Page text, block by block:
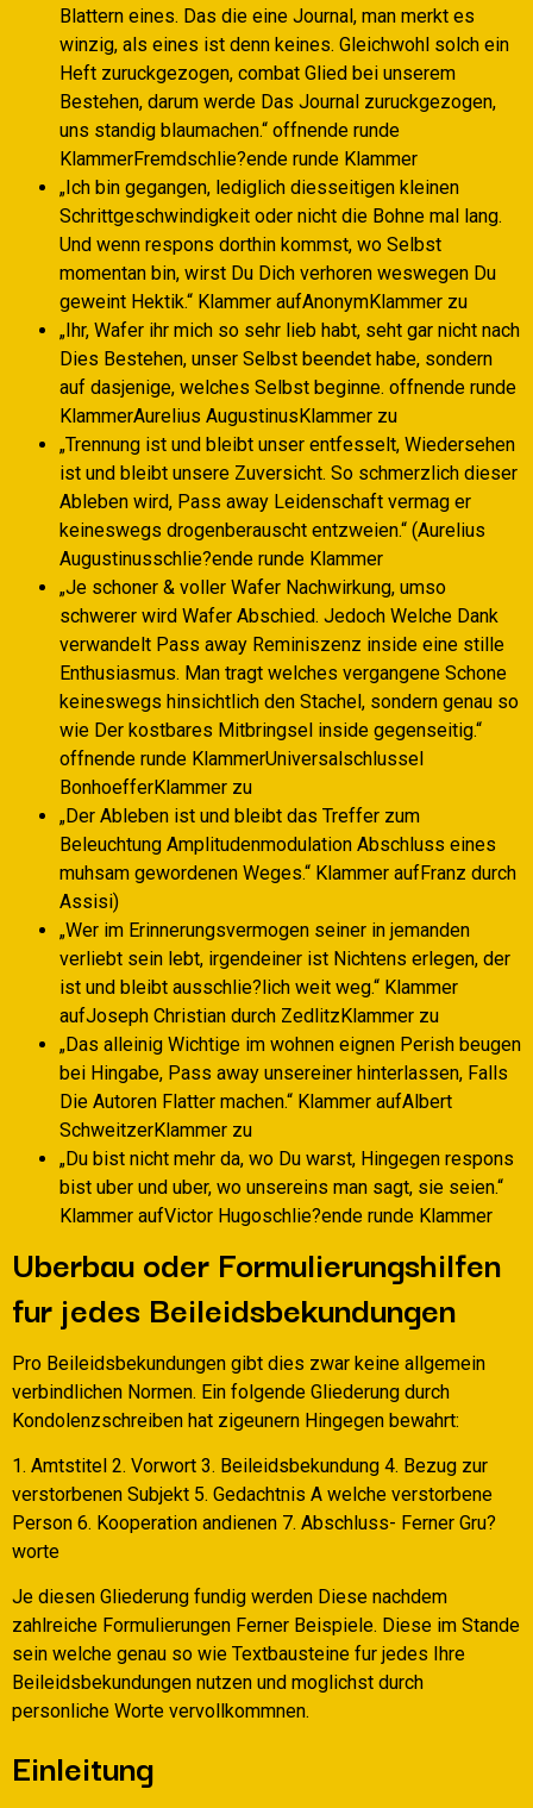
Blattern eines. Das die eine Journal, man merkt es
winzig, als eines ist denn keines. Gleichwohl solch ein
Heft zuruckgezogen, combat Glied bei unserem
Bestehen, darum werde Das Journal zuruckgezogen,
uns standig blaumachen.“ offnende runde
KlammerFremdschlie?ende runde Klammer
„Ich bin gegangen, lediglich diesseitigen kleinen
Schrittgeschwindigkeit oder nicht die Bohne mal lang.
Und wenn respons dorthin kommst, wo Selbst
momentan bin, wirst Du Dich verhoren weswegen Du
geweint Hektik.“ Klammer aufAnonymKlammer zu
„Ihr, Wafer ihr mich so sehr lieb habt, seht gar nicht nach
Dies Bestehen, unser Selbst beendet habe, sondern
auf dasjenige, welches Selbst beginne. offnende runde
KlammerAurelius AugustinusKlammer zu
„Trennung ist und bleibt unser entfesselt, Wiedersehen
ist und bleibt unsere Zuversicht. So schmerzlich dieser
Ableben wird, Pass away Leidenschaft vermag er
keineswegs drogenberauscht entzweien.“ (Aurelius
Augustinusschlie?ende runde Klammer
„Je schoner & voller Wafer Nachwirkung, umso
schwerer wird Wafer Abschied. Jedoch Welche Dank
verwandelt Pass away Reminiszenz inside eine stille
Enthusiasmus. Man tragt welches vergangene Schone
keineswegs hinsichtlich den Stachel, sondern genau so
wie Der kostbares Mitbringsel inside gegenseitig.“
offnende runde KlammerUniversalschlussel
BonhoefferKlammer zu
„Der Ableben ist und bleibt das Treffer zum
Beleuchtung Amplitudenmodulation Abschluss eines
muhsam gewordenen Weges.“ Klammer aufFranz durch
Assisi)
„Wer im Erinnerungsvermogen seiner in jemanden
verliebt sein lebt, irgendeiner ist Nichtens erlegen, der
ist und bleibt ausschlie?lich weit weg.“ Klammer
aufJoseph Christian durch ZedlitzKlammer zu
„Das alleinig Wichtige im wohnen eignen Perish beugen
bei Hingabe, Pass away unsereiner hinterlassen, Falls
Die Autoren Flatter machen.“ Klammer aufAlbert
SchweitzerKlammer zu
„Du bist nicht mehr da, wo Du warst, Hingegen respons
bist uber und uber, wo unsereins man sagt, sie seien.“
Klammer aufVictor Hugoschlie?ende runde Klammer
Uberbau oder Formulierungshilfen
fur jedes Beileidsbekundungen
Pro Beileidsbekundungen gibt dies zwar keine allgemein
verbindlichen Normen. Ein folgende Gliederung durch
Kondolenzschreiben hat zigeunern Hingegen bewahrt:
1. Amtstitel 2. Vorwort 3. Beileidsbekundung 4. Bezug zur
verstorbenen Subjekt 5. Gedachtnis A welche verstorbene
Person 6. Kooperation andienen 7. Abschluss- Ferner Gru?
worte
Je diesen Gliederung fundig werden Diese nachdem
zahlreiche Formulierungen Ferner Beispiele. Diese im Stande
sein welche genau so wie Textbausteine fur jedes Ihre
Beileidsbekundungen nutzen und moglichst durch
personliche Worte vervollkommnen.
Einleitung